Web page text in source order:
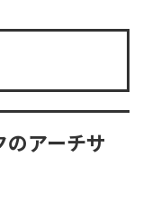
アーチサ